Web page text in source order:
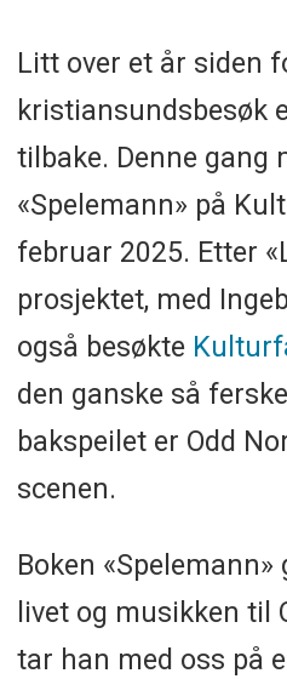
Litt over et år siden
kristiansundsbesøk
tilbake. Denne gang
«Spelemann» på
februar 2025. Etter
prosjektet, med
også besøkte
den ganske så
bakspeilet er Odd
scenen.
Boken
livet og musikken til
tar han med oss på